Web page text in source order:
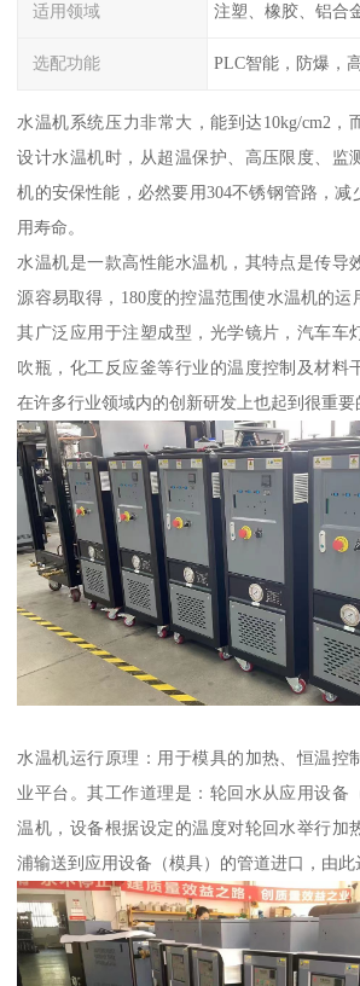
适用领域
选配功能
水温机系统压力非常大，能到达10kg/cm2，
设计水温机时，从超温保护、高压限度、监
机的安保性能，必然要用304不锈钢管路，减
用寿命。
水温机是一款高性能水温机，其特点是传导
源容易取得，180度的控温范围使水温机的运
其广泛应用于注塑成型，光学镜片，汽车车
吹瓶，化工反应釜等行业的温度控制及材料
在许多行业领域内的创新研发上也起到很重要
水温机运行原理：用于模具的加热、恒温控
业平台。其工作道理是：轮回水从应用设备
温机，设备根据设定的温度对轮回水举行加
浦输送到应用设备（模具）的管道进口，由此